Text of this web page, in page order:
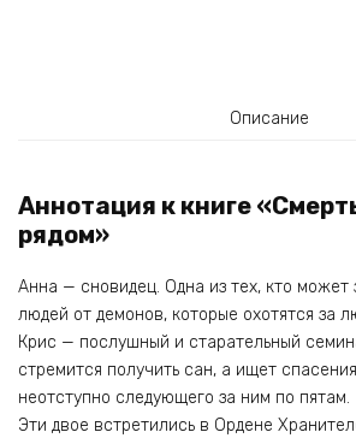
Описание
Аннотация к книге
рядом»
Анна — сновидец. Одна из тех, кто может
людей от демонов, которые охотятся за
Крис — послушный и старательный
стремится получить сан, а ищет
неотступно следующего за ним по пятам.
Эти двое встретились в Ордене